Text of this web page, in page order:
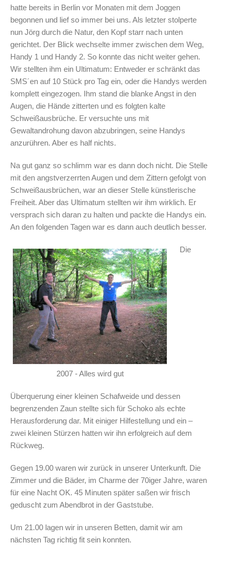
hatte bereits in Berlin vor Monaten mit dem Joggen
begonnen und lief so immer bei uns. Als letzter stolperte
nun Jörg durch die Natur, den Kopf starr nach unten
gerichtet. Der Blick wechselte immer zwischen dem Weg,
Handy 1 und Handy 2. So konnte das nicht weiter gehen.
Wir stellten ihm ein Ultimatum: Entweder er schränkt das
SMS´en auf 10 Stück pro Tag ein, oder die Handys werden
komplett eingezogen. Ihm stand die blanke Angst in den
Augen, die Hände zitterten und es folgten kalte
Schweißausbrüche. Er versuchte uns mit
Gewaltandrohung davon abzubringen, seine Handys
anzurühren. Aber es half nichts.
Na gut ganz so schlimm war es dann doch nicht. Die Stelle
mit den angstverzerrten Augen und dem Zittern gefolgt von
Schweißausbrüchen, war an dieser Stelle künstlerische
Freiheit. Aber das Ultimatum stellten wir ihm wirklich. Er
versprach sich daran zu halten und packte die Handys ein.
An den folgenden Tagen war es dann auch deutlich besser.
2007 - Alles wird gut
Die
Überquerung einer kleinen Schafweide und dessen
begrenzenden Zaun stellte sich für Schoko als echte
Herausforderung dar. Mit einiger Hilfestellung und ein –
zwei kleinen Stürzen hatten wir ihn erfolgreich auf dem
Rückweg.
Gegen 19.00 waren wir zurück in unserer Unterkunft. Die
Zimmer und die Bäder, im Charme der 70iger Jahre, waren
für eine Nacht OK. 45 Minuten später saßen wir frisch
geduscht zum Abendbrot in der Gaststube.
Um 21.00 lagen wir in unseren Betten, damit wir am
nächsten Tag richtig fit sein konnten.